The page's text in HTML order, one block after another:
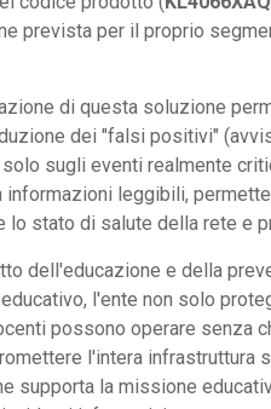
prevista per il proprio
di questa soluzione
dei "falsi positivi"
sugli eventi realmente
leggibili,
lo stato di salute della rete e
dell'educazione e della
l'ente non solo
possono operare senza
l'intera infrastruttura
supporta la missione